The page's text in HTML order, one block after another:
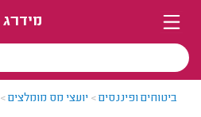
מידרג
ביטוחים ופיננסים> יועצי מס מומלצים>